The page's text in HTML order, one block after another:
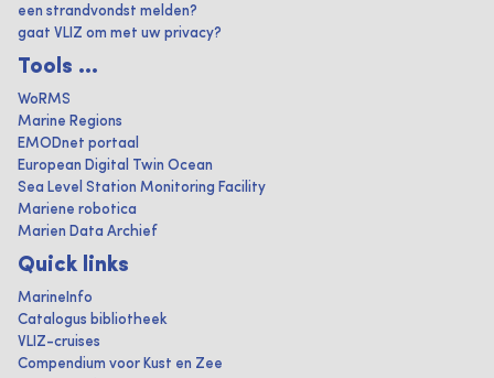
een strandvondst melden?
gaat VLIZ om met uw privacy?
Tools ...
WoRMS
Marine Regions
EMODnet portaal
European Digital Twin Ocean
Sea Level Station Monitoring Facility
Mariene robotica
Marien Data Archief
Quick links
MarineInfo
Catalogus bibliotheek
VLIZ-cruises
Compendium voor Kust en Zee